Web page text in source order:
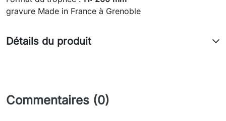
gravure Made in France à Grenoble
Détails du produit
Commentaires (0)